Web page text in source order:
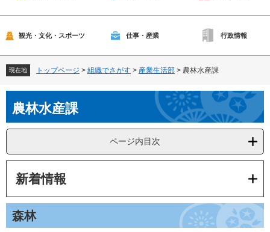
観光・文化・スポーツ 仕事・産業 行政情報
現在地 トップページ > 組織でさがす > 産業生活部 > 農林水産課
文農林水産課
ページ内目次
新着情報
森林